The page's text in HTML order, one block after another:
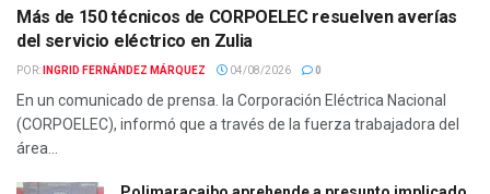
Más de 150 técnicos de CORPOELEC resuelven averías
del servicio eléctrico en Zulia
POR: INGRID FERNÁNDEZ MÁRQUEZ 04/08/2026 0
En un comunicado de prensa. la Corporación Eléctrica Nacional
(CORPOELEC), informó que a través de la fuerza trabajadora del
área...